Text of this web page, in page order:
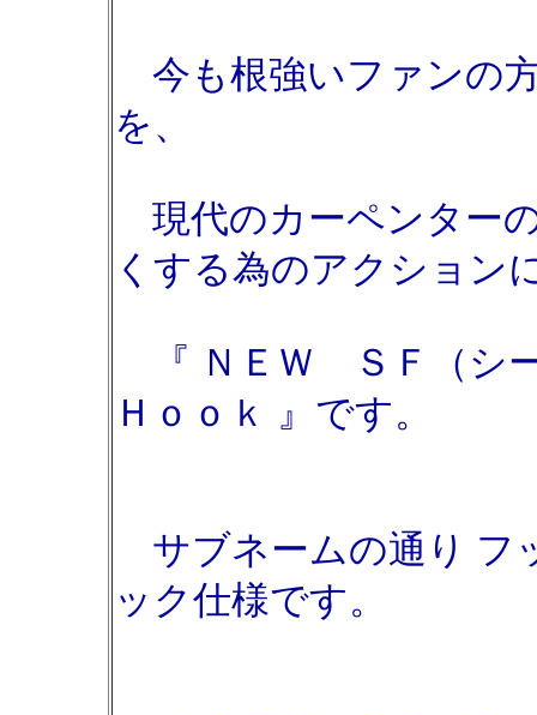
今も根強いファンの
を、
現代のカーペンター
くする為のアクション
『 ＮＥＷ ＳＦ（シ
Ｈｏｏｋ 』です。
サブネームの通り フ
ック仕様です。